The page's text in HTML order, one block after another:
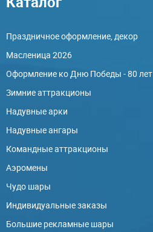
Праздничное оформление, декор
Масленица 2026
Оформление ко Дню Победы - 80 лет
Зимние аттракционы
Надувные арки
Надувные ангары
Командные аттракционы
Аэромены
Чудо шары
Индивидуальные заказы
Большие рекламные шары